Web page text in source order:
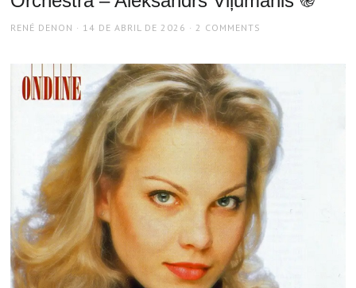
AUTHOR
RENÉ DENON
POSTED
14 DE ABRIL DE 2026 2 COMMENTS